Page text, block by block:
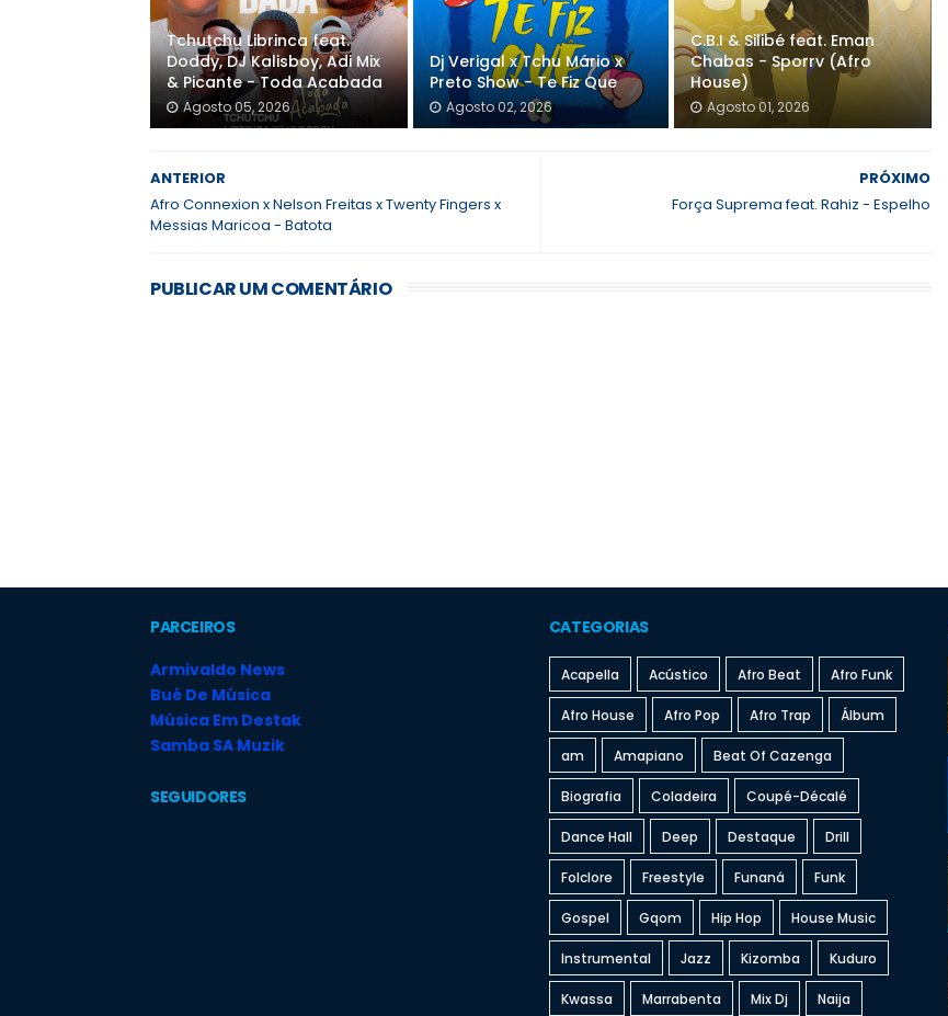
Tchutchu Librinca feat.
Doddy, DJ Kalisboy, Adi Mix
& Picante - Toda Acabada
Agosto 05, 2026
Dj Verigal x Tchu Mário x
Preto Show - Te Fiz Que
Agosto 02, 2026
C.B.I & Silibé feat. Eman
Chabas - Sporrv (Afro
House)
Agosto 01, 2026
PRÓXIMO
Força Suprema feat. Rahiz - Espelho
ANTERIOR
Afro Connexion x Nelson Freitas x Twenty Fingers x
Messias Maricoa - Batota
PUBLICAR UM COMENTÁRIO
PARCEIROS
Armivaldo News
Bué De Música
Música Em Destak
Samba SA Muzik
SEGUIDORES
CATEGORIAS
Acapella Acústico Afro Beat Afro Funk
Afro House Afro Pop Afro Trap Álbum
am Amapiano Beat Of Cazenga
Biografia Coladeira Coupé-Décalé
Dance Hall Deep Destaque Drill
Folclore Freestyle Funaná Funk
Gospel Gqom Hip Hop House Music
Instrumental Jazz Kizomba Kuduro
Kwassa Marrabenta Mix Dj Naija